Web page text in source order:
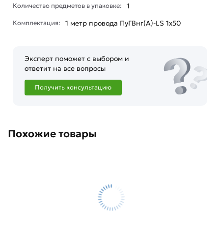
Количество предметов в упаковке: 1
Комплектация: 1 метр провода ПуГВнг(А)-LS 1х50
Эксперт поможет с выбором и
ответит на все вопросы
Получить консультацию
Похожие товары